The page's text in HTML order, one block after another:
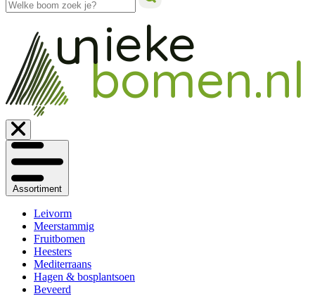
bomen.nl
unieke
Assortiment
Leivorm
Meerstammig
Fruitbomen
Heesters
Mediterraans
Hagen & bosplantsoen
Beveerd